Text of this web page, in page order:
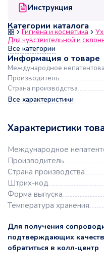
Инструкция
Категории каталога
Гигиена и косметика
Для чувствительной и
Все категории
Информация о товаре
Международное
Производитель
Страна производства
Все характеристики
Характеристики
Международное
Производитель
Страна производства
Штрих-код
Форма выпуска
Температура хранения
Для получения
подтверждающих
обратиться в колл-центр